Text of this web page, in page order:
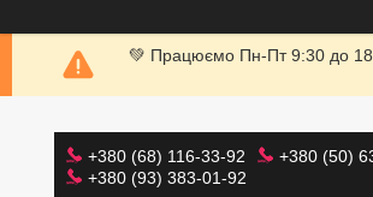
💚 Працюємо Пн-Пт 9:30 до
+380 (68) 116-33-92
+380 (50)
+380 (93) 383-01-92